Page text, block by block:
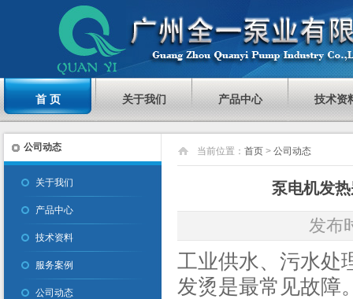
首 页 关于我们 产品中心 技术资
公司动态
关于我们
产品中心
技术资料
服务案例
公司动态
当前位置： 首页 > 公司动态
泵电机发
发布
工业供水、污水处
发烫是最常见故障